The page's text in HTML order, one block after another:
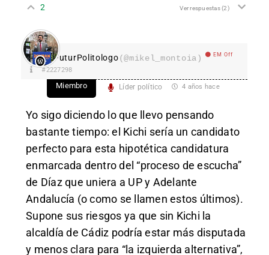
2 Ver respuestas(2)
FuturPolitologo(@mikel_montoia) EM Off
#2227298
Miembro Líder político 4 años hace
Yo sigo diciendo lo que llevo pensando
bastante tiempo: el Kichi sería un candidato
perfecto para esta hipotética candidatura
enmarcada dentro del “proceso de escucha”
de Díaz que uniera a UP y Adelante
Andalucía (o como se llamen estos últimos).
Supone sus riesgos ya que sin Kichi la
alcaldía de Cádiz podría estar más disputada
y menos clara para “la izquierda alternativa”,